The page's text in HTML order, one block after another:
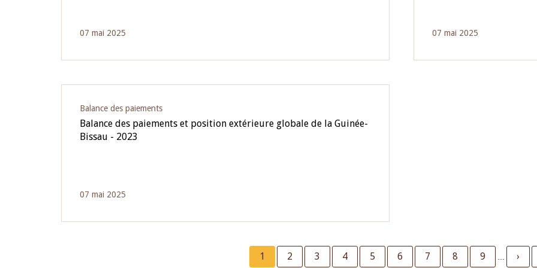
07 mai 2025 07 mai 2025
Balance des paiements
Balance des paiements et position extérieure globale de la Guinée-
Bissau - 2023
07 mai 2025
Current
1 Page
2 Page
3 Page
4 Page
5 Page
6 Page
7 Page
8 Page
9 …
Next
›